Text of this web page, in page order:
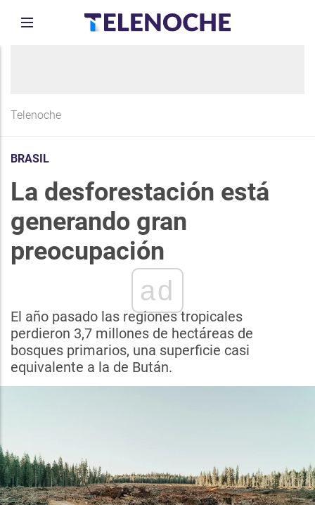
Telenoche
BRASIL
La desforestación está
generando gran
preocupación
ad
El año pasado las regiones tropicales
perdieron 3,7 millones de hectáreas de
bosques primarios, una superficie casi
equivalente a la de Bután.